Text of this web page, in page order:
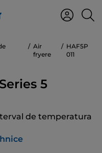
Air
fryere
HAF5P
011
5
de temperatura